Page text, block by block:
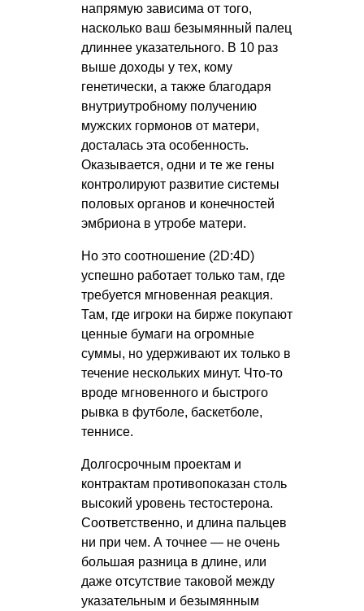
напрямую зависима от того,
насколько ваш безымянный палец
длиннее указательного. В 10 раз
выше доходы у тех, кому
генетически, а также благодаря
внутриутробному получению
мужских гормонов от матери,
досталась эта особенность.
Оказывается, одни и те же гены
контролируют развитие системы
половых органов и конечностей
эмбриона в утробе матери.
Но это соотношение (2D:4D)
успешно работает только там, где
требуется мгновенная реакция.
Там, где игроки на бирже покупают
ценные бумаги на огромные
суммы, но удерживают их только в
течение нескольких минут. Что-то
вроде мгновенного и быстрого
рывка в футболе, баскетболе,
теннисе.
Долгосрочным проектам и
контрактам противопоказан столь
высокий уровень тестостерона.
Соответственно, и длина пальцев
ни при чем. А точнее — не очень
большая разница в длине, или
даже отсутствие таковой между
указательным и безымянным